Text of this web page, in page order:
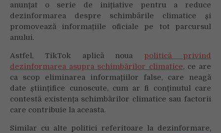
anunțat o serie de inițiative pentru a reduce
dezinformarea despre schimbările climatice și
promovează informațiile oficiale pe tot parcursul
anului.
Astfel, TikTok aplică noua politică privind
dezinformarea asupra schimbărilor climatice, ce are
ca scop eliminarea informațiilor false, care neagă
date științifice cunoscute, cum ar fi conținutul care
contestă existența schimbărilor climatice sau factorii
care contribuie la aceasta.
Similar cu alte politici referitoare la dezinformare,